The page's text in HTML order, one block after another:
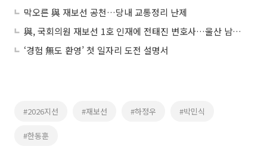
막오른 與 재보선 공천…당내 교통정리 난제
與, 국회의원 재보선 1호 인재에 전태진 변호사…울산 남갑 출마
‘경험 無도 환영’ 첫 일자리 도전 설명서
#2026지선 #재보선 #하정우 #박민식
#한동훈